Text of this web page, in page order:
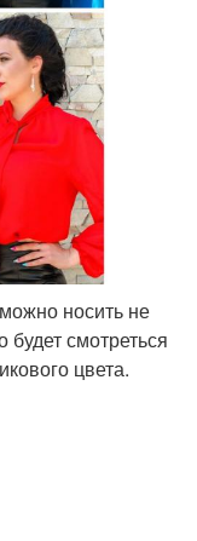
носить не
будет смотреться
цвета.